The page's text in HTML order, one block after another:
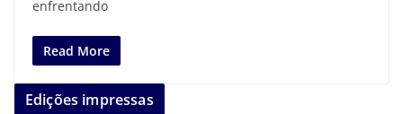
enfrentando
Read More
Edições impressas